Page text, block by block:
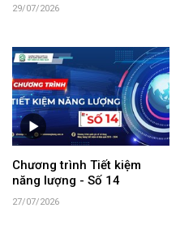
29/07/2026
Chương trình Tiết kiệm
năng lượng - Số 14
27/07/2026